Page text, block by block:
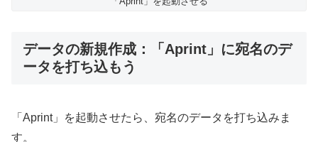
データの新規作成：「Aprint」に宛名のデ
ータを打ち込もう
「Aprint」を起動させたら、宛名のデータを打ち込みま
す。